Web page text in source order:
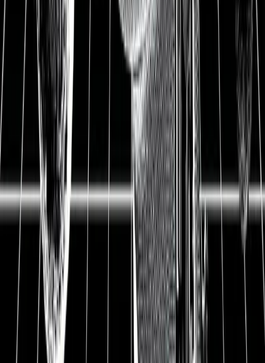
Bayer Update: Der Pharma-
und Agrochemieriese befreit
sich von seinen Altlasten und
bietet 6% Dividende
08.10.2020
▲ Bayer ist eines der größten deutschen Unternehmen
und in zwei spannenden Zukunftsmärkten aktiv:
Pharma und Landwirtschaft. Die Produkte von Bayer
dienen dazu, das Leben der Menschen gesünder zu
machen. Besonders Bayers Produkte für die
Landwirtschaft helfen dabei, Menschenleben zu retten.